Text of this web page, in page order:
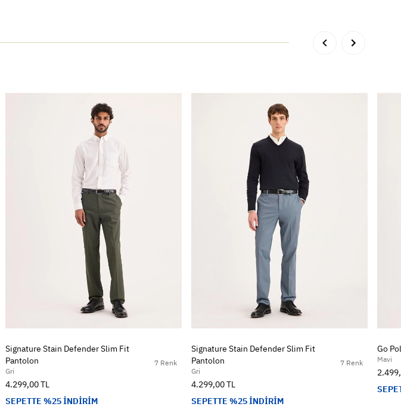
7 Renk
Signature Stain Defender Slim Fit
Pantolon
Gri
4.299,00 TL
SEPETTE %25 İNDİRİM
7 Renk
Signature Stain Defender Slim Fit
Pantolon
Gri
4.299,00 TL
SEPETTE %25 İNDİRİM
Go
Mavi